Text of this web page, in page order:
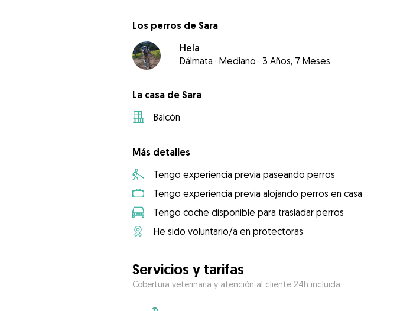
Los perros de Sara
Hela
Dálmata · Mediano · 3 Años, 7 Meses
La casa de Sara
Balcón
Más detalles
Tengo experiencia previa paseando perros
Tengo experiencia previa alojando perros en casa
Tengo coche disponible para trasladar perros
He sido voluntario/a en protectoras
Servicios y tarifas
Cobertura veterinaria y atención al cliente 24h incluida